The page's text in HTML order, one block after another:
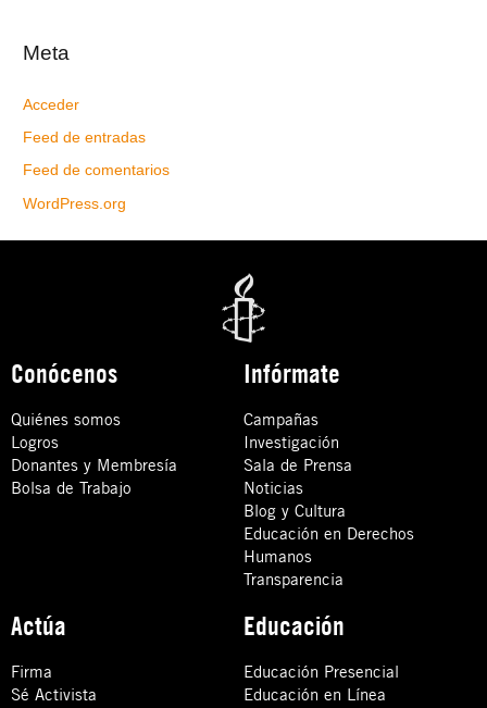
Meta
Acceder
Feed de entradas
Feed de comentarios
WordPress.org
Conócenos
Quiénes somos
Logros
Donantes y Membresía
Bolsa de Trabajo
Infórmate
Campañas
Investigación
Sala de Prensa
Noticias
Blog y Cultura
Educación en Derechos
Humanos
Transparencia
Actúa
Firma
Sé Activista
Educación
Educación Presencial
Educación en Línea